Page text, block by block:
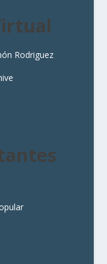
Rodriguez